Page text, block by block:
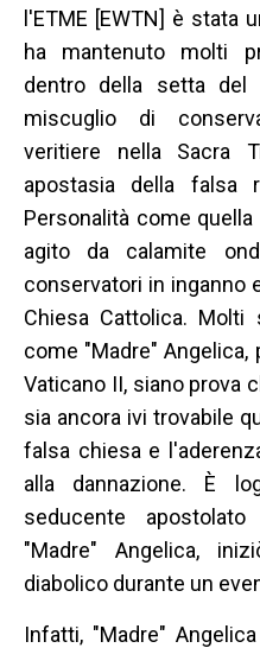
l'ETME [EWTN] è stata
ha mantenuto molti
dentro della setta del
miscuglio di
veritiere nella Sacra
apostasia della falsa
Personalità come
agito da calamite
conservatori in inganno
Chiesa Cattolica.
come "Madre"
Vaticano II, siano prova
sia ancora ivi trovabile
falsa chiesa e
alla dannazione. È
seducente
"Madre" Angelica,
diabolico durante un
Infatti, "Madre"